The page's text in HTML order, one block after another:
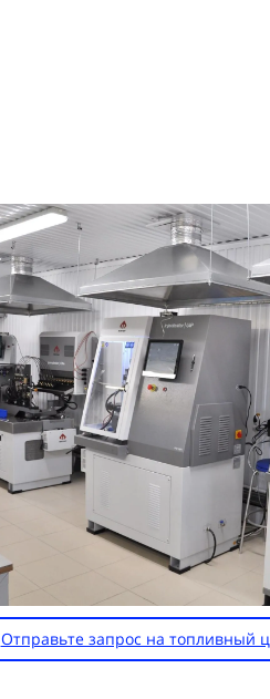
Отправьте запрос на топливный